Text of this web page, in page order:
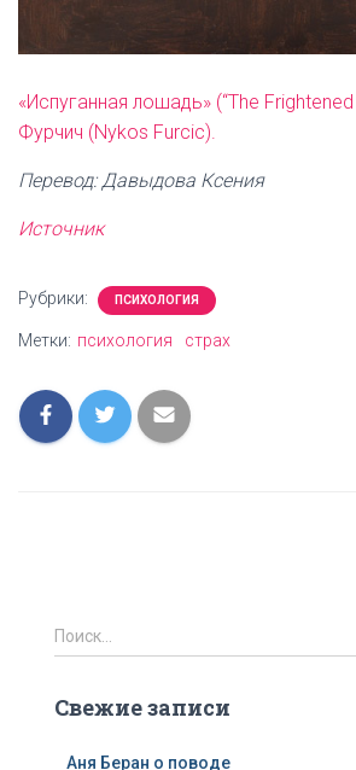
«Испуганная лошадь» (“The
Фурчич (Nykos Furcic).
Перевод: Давыдова Ксения
Источник
Рубрики: ПСИХОЛОГИЯ
Метки: психология страх
Н
а
т
Поиск…
Свежие записи
Аня Беран о поводе